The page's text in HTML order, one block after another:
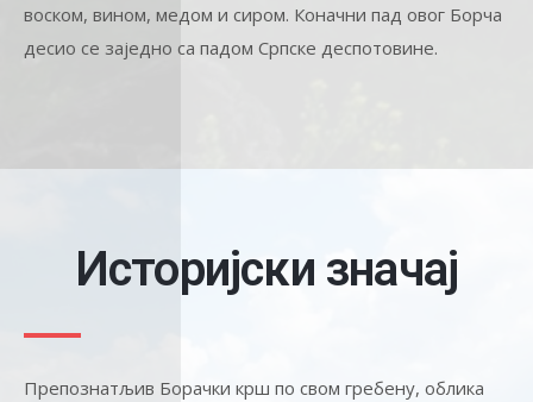
воском, вином, медом и сиром. Коначни пад овог Борча
десио се заједно са падом Српске деспотовине.
Историјски значај
Препознатљив Борачки крш по свом гребену, облика